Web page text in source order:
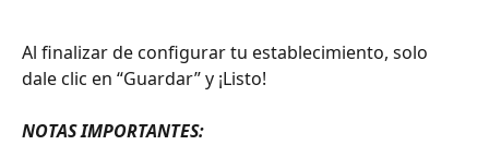
Al finalizar de configurar tu establecimiento, solo
dale clic en “Guardar” y ¡Listo!
NOTAS IMPORTANTES: